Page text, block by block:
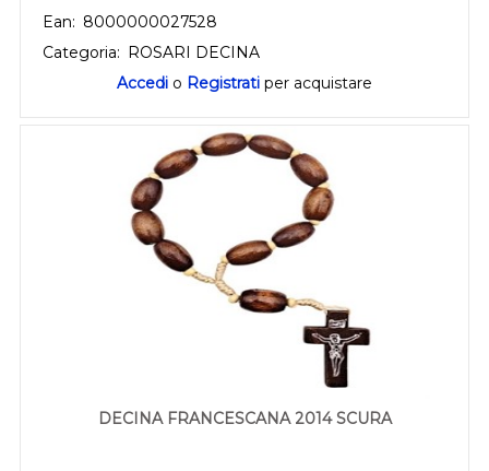
Ean: 8000000027528
Categoria: ROSARI DECINA
Accedi o Registrati per acquistare
DECINA FRANCESCANA 2014 SCURA